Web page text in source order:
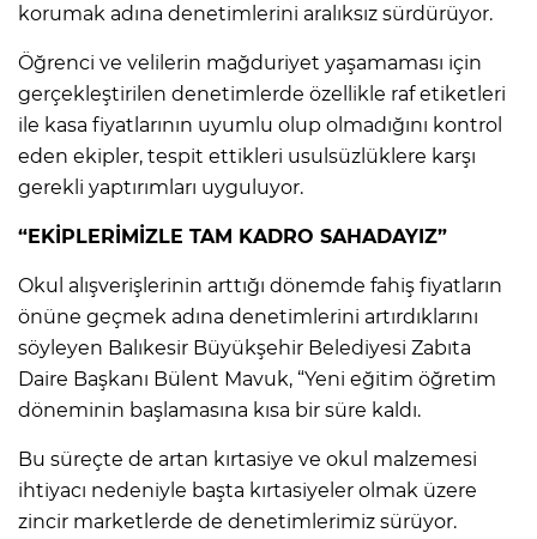
korumak adına denetimlerini aralıksız sürdürüyor.
Öğrenci ve velilerin mağduriyet yaşamaması için
gerçekleştirilen denetimlerde özellikle raf etiketleri
ile kasa fiyatlarının uyumlu olup olmadığını kontrol
eden ekipler, tespit ettikleri usulsüzlüklere karşı
gerekli yaptırımları uyguluyor.
“EKİPLERİMİZLE TAM KADRO SAHADAYIZ”
Okul alışverişlerinin arttığı dönemde fahiş fiyatların
önüne geçmek adına denetimlerini artırdıklarını
söyleyen Balıkesir Büyükşehir Belediyesi Zabıta
Daire Başkanı Bülent Mavuk, “Yeni eğitim öğretim
döneminin başlamasına kısa bir süre kaldı.
Bu süreçte de artan kırtasiye ve okul malzemesi
ihtiyacı nedeniyle başta kırtasiyeler olmak üzere
zincir marketlerde de denetimlerimiz sürüyor.